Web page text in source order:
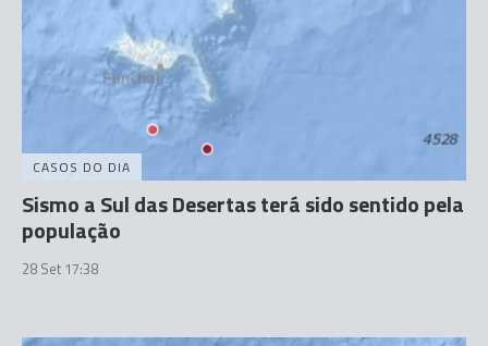
CASOS DO DIA
Sismo a Sul das Desertas terá sido sentido pela
população
28 Set 17:38